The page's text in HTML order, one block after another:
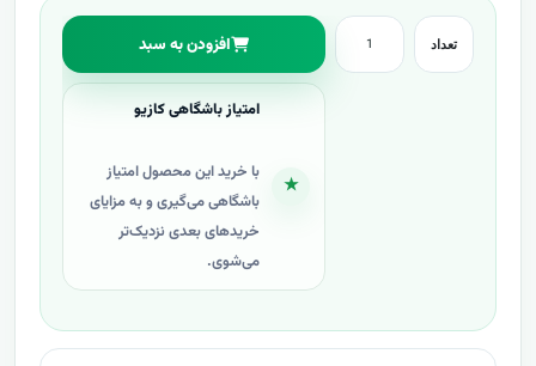
تعداد افزودن به سبد
★
امتیاز باشگاهی کازیو
با خرید این محصول امتیاز
باشگاهی می‌گیری و به مزایای
خریدهای بعدی نزدیک‌تر
می‌شوی.